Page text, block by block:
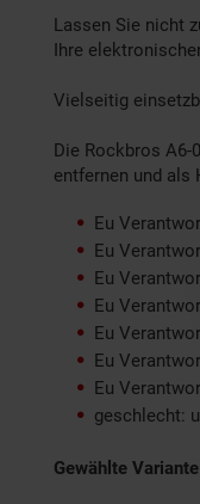
Lassen Sie nicht
Ihre
Vielseitig
Die Rockbros A6-
entfernen und als
Eu
Eu
Eu
Eu
Eu
Eu
Eu
geschlecht:
Gewählte